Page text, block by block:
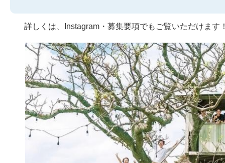
詳しくは、Instagram・募集要項でもご覧いただけます